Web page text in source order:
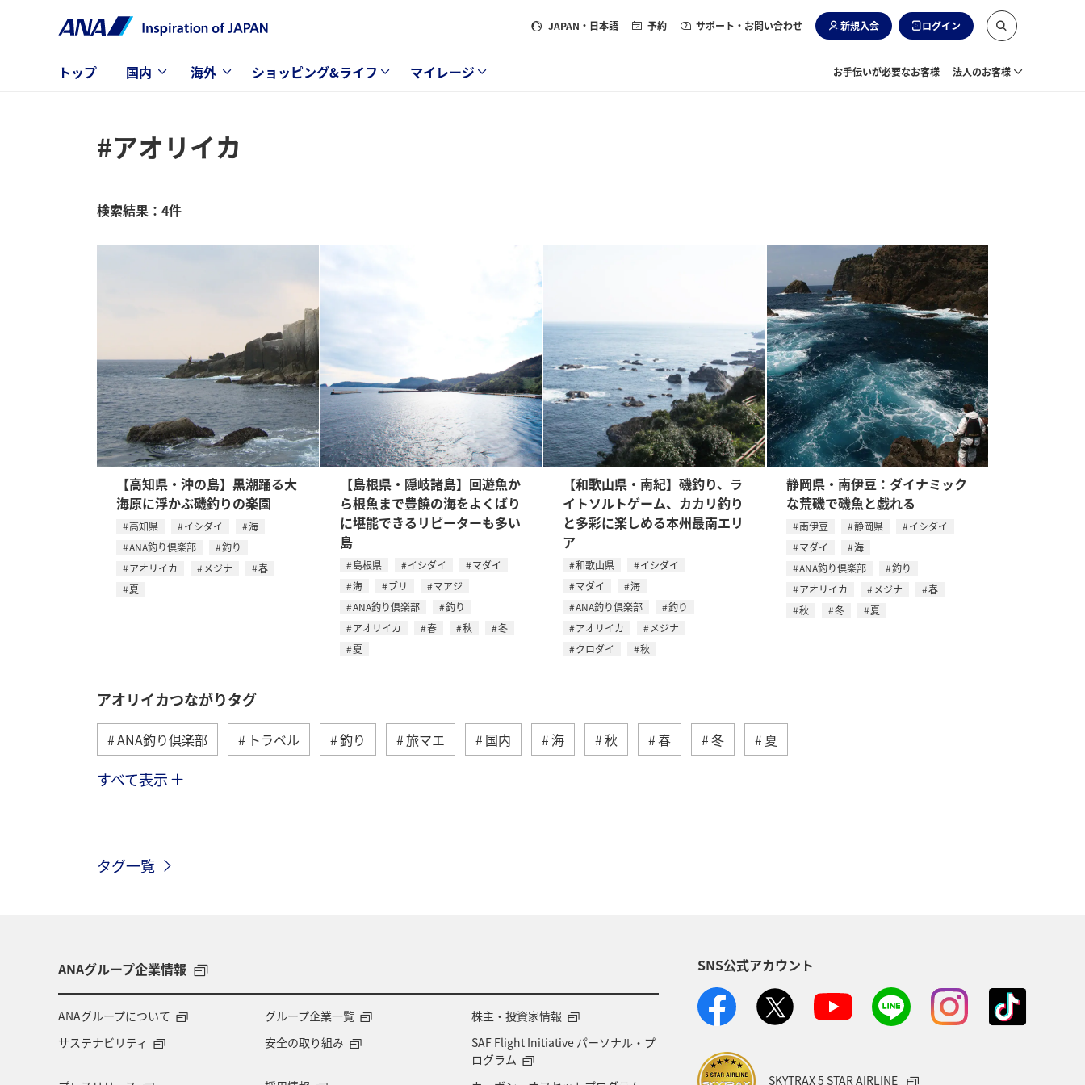
JAPAN ・日本語 予約 サポート・お問い合わせ 新規入会 ログイン
トップ 国内 海外 ショッピング&ライフ マイレージ お手伝いが必要なお客様 法人のお客様
#アオリイカ
検索結果：4件
【高知県・沖の島】黒潮踊る大
海原に浮かぶ磯釣りの楽園
高知県 イシダイ
海
ANA釣り倶楽部
釣り
アオリイカ
メジナ
春
夏
【島根県・隠岐諸島】回遊魚か
ら根魚まで豊饒の海をよくばり
に堪能できるリピーターも多い
島
島根県 イシダイ
マダイ
海
ブリ
マアジ
ANA釣り倶楽部
釣り
アオリイカ
春 秋
冬
夏
【和歌山県・南紀】磯釣り、ラ
イトソルトゲーム、カカリ釣り
と多彩に楽しめる本州最南エリ
ア
和歌山県
イシダイ
マダイ
海
ANA釣り倶楽部
釣り
アオリイカ
メジナ
クロダイ
秋
静岡県・南伊豆：ダイナミック
な荒磯で磯魚と戯れる
南伊豆 静岡県
イシダイ
マダイ
海
ANA釣り倶楽部
釣り
アオリイカ
メジナ
春
秋
冬 夏
アオリイカつながりタグ
ANA釣り倶楽部 トラベル 釣り 旅マエ 国内 海 秋 春 冬 夏
マダイ
オーストラリア
すべて表示
タグ一覧
ANAグループ企業情報
ANAグループについて グループ企業一覧
株主・投資家情報
サステナビリティ
安全の取り組み
SAF Flight Initiative パーソナル・プ
ログラム
SNS公式アカウント
SKYTRAX 5 STAR AIRLINE